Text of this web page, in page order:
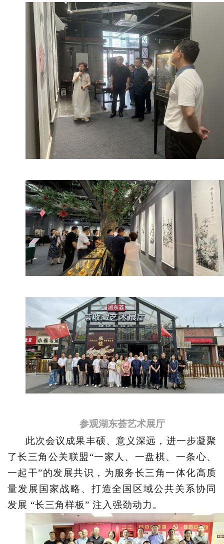
参观湖东荟艺术展厅
此次会议成果丰硕、意义深远，进一步凝聚
了长三角公关联盟 “一家人、一盘棋、一条心、
一起干”的发展共识，为服务长三角一体化高质
量发展国家战略、打造全国区域公共关系协同
发展 “长三角样板” 注入强劲动力。